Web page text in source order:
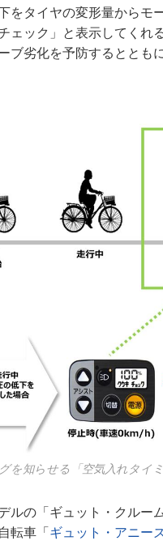
をタイヤの変形量からモ
ェック」と表示してくれ
ブ劣化を予防するととも
を知らせる「空気入れタイ
ルの「ギュット・クルー
転車「 ギュット・アニー